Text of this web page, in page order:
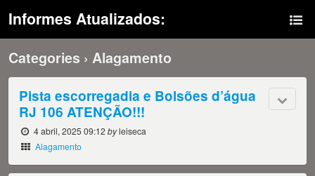
Informes Atualizados:
Categories › Alagamento
Pista escorregadia e Bolsões d’água
RJ 106 ATENÇÃO!!!
4 abril, 2025 09:12byleiseca
Alagamento